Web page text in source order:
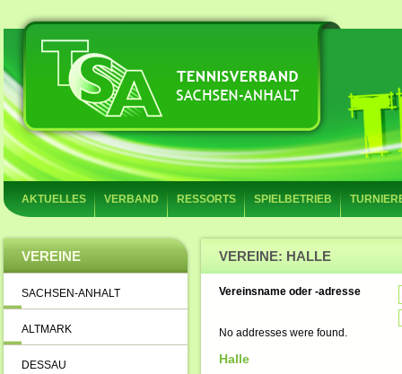
AKTUELLES VERBAND RESSORTS SPIELBETRIEB
VEREINE
SACHSEN-ANHALT
ALTMARK
DESSAU
VEREINE: HALLE
Vereinsname oder -adresse
No addresses were found.
Halle